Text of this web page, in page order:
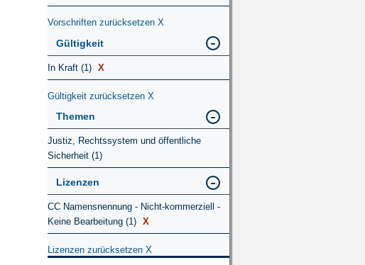
Vorschriften zurücksetzen X
Gültigkeit
In Kraft (1) X
Gültigkeit zurücksetzen X
Themen
Justiz, Rechtssystem und öffentliche
Sicherheit (1)
Lizenzen
CC Namensnennung - Nicht-kommerziell -
Keine Bearbeitung (1) X
Lizenzen zurücksetzen X